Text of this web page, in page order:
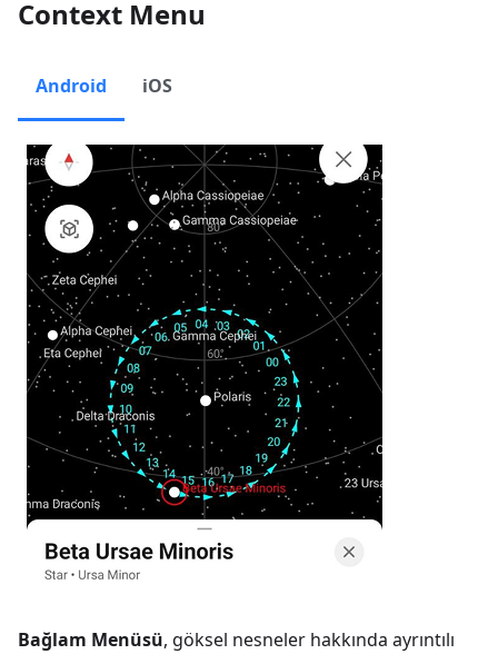
Context Menu
Android iOS
Bağlam Menüsü, göksel nesneler hakkında ayrıntılı